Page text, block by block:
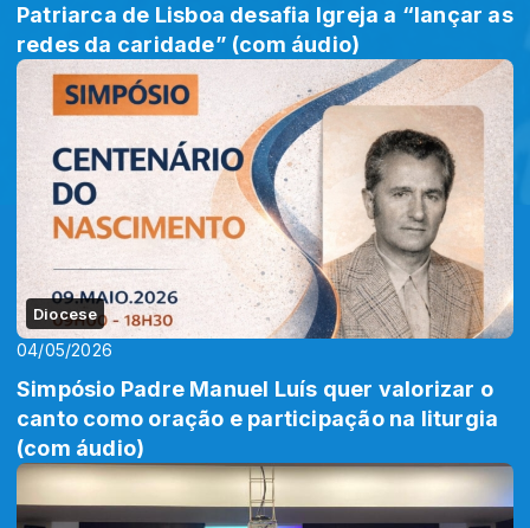
Patriarca de Lisboa desafia Igreja a “lançar as
redes da caridade” (com áudio)
Diocese
04/05/2026
Simpósio Padre Manuel Luís quer valorizar o
canto como oração e participação na liturgia
(com áudio)